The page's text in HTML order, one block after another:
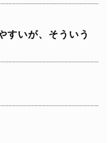
すいが、そういう